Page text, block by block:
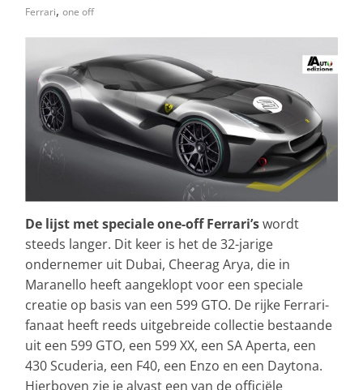
Ferrari, one off
De lijst met speciale one-off Ferrari’swordt
steeds langer. Dit keer is het de 32-jarige
ondernemer uit Dubai, Cheerag Arya, die in
Maranello heeft aangeklopt voor een speciale
creatie op basis van een 599 GTO. De rijke Ferrari-
fanaat heeft reeds uitgebreide collectie bestaande
uit een 599 GTO, een 599 XX, een SA Aperta, een
430 Scuderia, een F40, een Enzo en een Daytona.
Hierboven zie je alvast een van de officiële